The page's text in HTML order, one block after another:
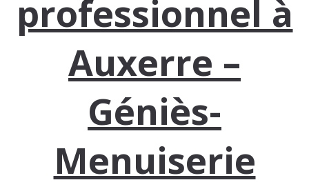
professionnel à
Auxerre –
Géniès-
Menuiserie